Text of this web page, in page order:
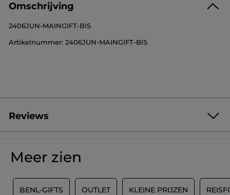
Omschrijving
2406JUN-MAINGIFT-BIS
Artikelnummer: 2406JUN-MAINGIFT-BIS
Reviews
Geen
REVIEW TOEVOEGEN
Meer zien
BENL-GIFTS OUTLET KLEINE PRIJZEN